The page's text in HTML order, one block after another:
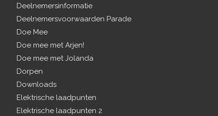
Deelnemersinformatie
Deelnemersvoorwaarden Parade
Doe Mee
Doe mee met Arjen!
Doe mee met Jolanda
Dorpen
Downloads
Elektrische laadpunten
Elektrische laadpunten 2